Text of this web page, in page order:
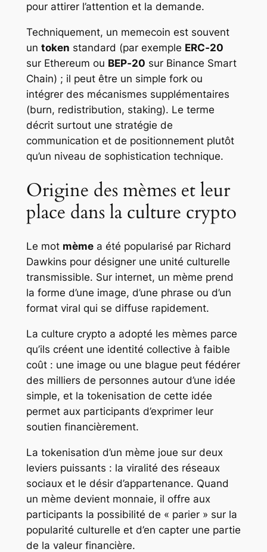
pour attirer l’attention et la demande.
Techniquement, un memecoin est souvent
un token standard (par exemple ERC‑20
sur Ethereum ou BEP‑20 sur Binance Smart
Chain) ; il peut être un simple fork ou
intégrer des mécanismes supplémentaires
(burn, redistribution, staking). Le terme
décrit surtout une stratégie de
communication et de positionnement plutôt
qu’un niveau de sophistication technique.
Origine des mèmes et leur
place dans la culture crypto
Le mot mèmea été popularisé par Richard
Dawkins pour désigner une unité culturelle
transmissible. Sur internet, un mème prend
la forme d’une image, d’une phrase ou d’un
format viral qui se diffuse rapidement.
La culture crypto a adopté les mèmes parce
qu’ils créent une identité collective à faible
coût : une image ou une blague peut fédérer
des milliers de personnes autour d’une idée
simple, et la tokenisation de cette idée
permet aux participants d’exprimer leur
soutien financièrement.
La tokenisation d’un mème joue sur deux
leviers puissants : la viralité des réseaux
sociaux et le désir d’appartenance. Quand
un mème devient monnaie, il offre aux
participants la possibilité de « parier » sur la
popularité culturelle et d’en capter une partie
de la valeur financière.